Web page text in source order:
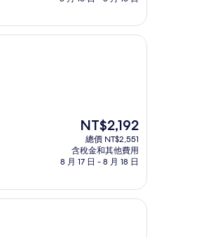
現
在
價
格
NT$2,192
總價 NT$2,551
含稅金和其他費用
8 月 17 日 - 8 月 18 日